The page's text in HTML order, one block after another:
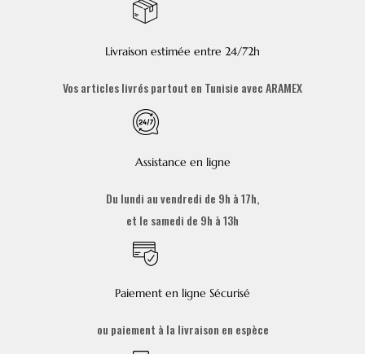
Livraison estimée entre 24/72h
Vos articles livrés partout en Tunisie avec ARAMEX
Assistance en ligne
Du lundi au vendredi de 9h à 17h,
et le samedi de 9h à 13h
Paiement en ligne Sécurisé
ou paiement à la livraison en espèce